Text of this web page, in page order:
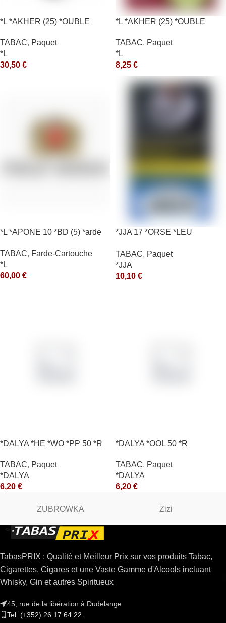
*L *AKHER (25) *OUBLE
TABAC, Paquet
*L
30,50 €
*L *AKHER (25) *OUBLE
TABAC, Paquet
*L
8,25 €
*L *APONE 10 *BD (5) *arde
TABAC, Farde-Cartouche
*L
60,00 €
*JJA 17 *ORSE *LEU
TABAC, Paquet
*JJA
10,10 €
*DALYA *HE *WO *PP 50 *R
TABAC, Paquet
*DALYA
6,20 €
*DALYA *OOL 50 *R
TABAC, Paquet
*DALYA
6,20 €
ZUBROWKA Zizi
TabasPRIX : Qualité et Meilleur Prix sur vos produits Tabac,
Cigarettes, Cigares et une Vaste Gamme d'Alcools incluant
Whisky, Gin et autres Spiritueux
45, rue de la libération à Dudelange
Tel: (+352) 26 17 64 22